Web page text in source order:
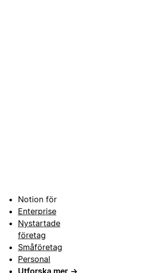
Notion för
Enterprise
Nystartade
företag
Småföretag
Personal